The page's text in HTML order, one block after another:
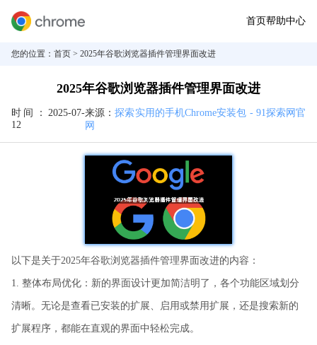
首页帮助中心
您的位置： 首页 > 2025年谷歌浏览器插件管理界面改进
2025年谷歌浏览器插件管理界面改进
时间： 2025-07-
12
来源：探索实用的手机Chrome安装包 - 91探索网官
网
以下是关于2025年谷歌浏览器插件管理界面改进的内容：
1. 整体布局优化：新的界面设计更加简洁明了，各个功能区域划分
清晰。无论是查看已安装的扩展、启用或禁用扩展，还是搜索新的
扩展程序，都能在直观的界面中轻松完成。